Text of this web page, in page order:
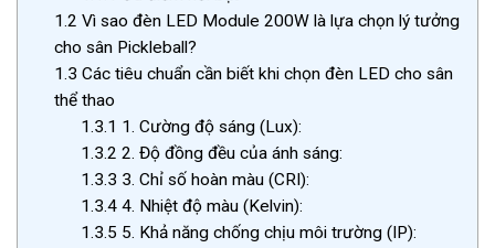
1.2 Vì sao đèn LED Module 200W là lựa chọn lý tưởng
cho sân Pickleball?
1.3 Các tiêu chuẩn cần biết khi chọn đèn LED cho sân
thể thao
1.3.1 1. Cường độ sáng (Lux):
1.3.2 2. Độ đồng đều của ánh sáng:
1.3.3 3. Chỉ số hoàn màu (CRI):
1.3.44. Nhiệt độ màu (Kelvin):
1.3.5 5. Khả năng chống chịu môi trường (IP):